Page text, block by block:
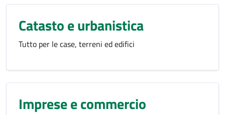
Catasto e urbanistica
Tutto per le case, terreni ed edifici
Imprese e commercio